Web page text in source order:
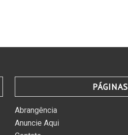
PÁGINAS
Abrangência
Anuncie Aqui